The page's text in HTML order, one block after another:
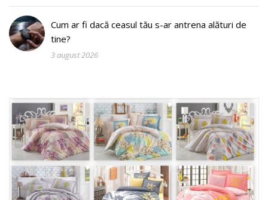
Cum ar fi dacă ceasul tău s-ar antrena alături de
tine?
3 august 2026